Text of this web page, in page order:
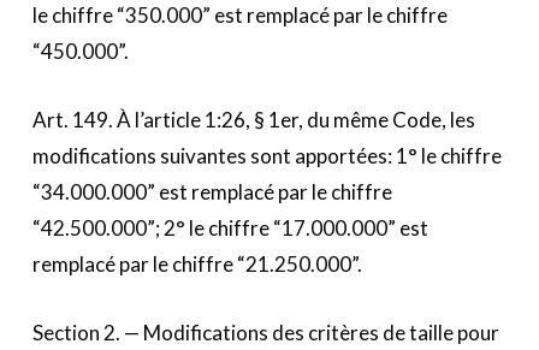
le chiffre “350.000” est remplacé par le chiffre
“450.000”.
Art. 149. À l’article 1:26, § 1er, du même Code, les
modifications suivantes sont apportées: 1° le chiffre
“34.000.000” est remplacé par le chiffre
“42.500.000”; 2° le chiffre “17.000.000” est
remplacé par le chiffre “21.250.000”.
Section 2. — Modifications des critères de taille pour